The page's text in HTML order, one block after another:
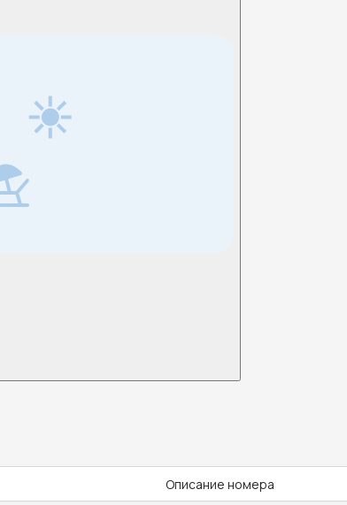
Описание номера